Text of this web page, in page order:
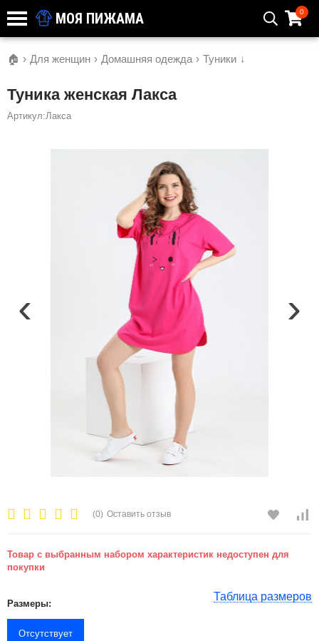
МОЯ ПИЖАМА 0
🏠 › Для женщин › Домашняя одежда › Туники ↓
Туника женская Лакса
Артикул:Лакса
‹ ›
(0) Оставить отзыв
Товар с выбранным набором характеристик недоступен для
покупки
Таблица размеров
Размеры:
Отсутствует